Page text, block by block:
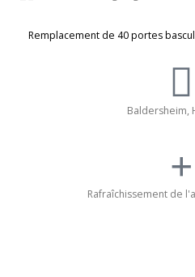
Remplacement de 40 portes
Baldersheim,
Rafraîchissement de